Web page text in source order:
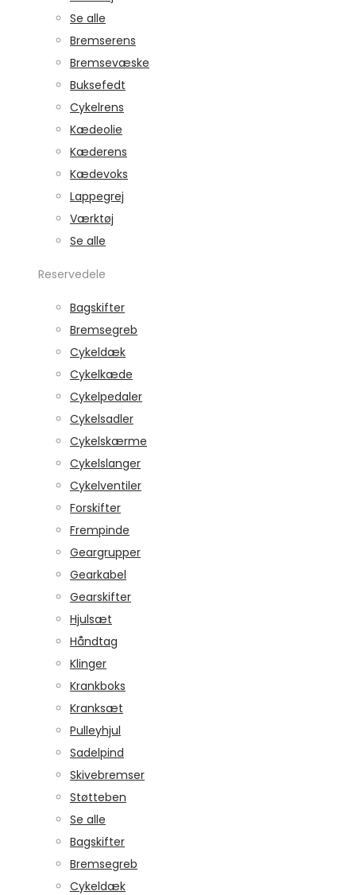
Se alle
Bremserens
Bremsevæske
Buksefedt
Cykelrens
Kædeolie
Kæderens
Kædevoks
Lappegrej
Værktøj
Se alle
Reservedele
Bagskifter
Bremsegreb
Cykeldæk
Cykelkæde
Cykelpedaler
Cykelsadler
Cykelskærme
Cykelslanger
Cykelventiler
Forskifter
Frempinde
Geargrupper
Gearkabel
Gearskifter
Hjulsæt
Håndtag
Klinger
Krankboks
Kranksæt
Pulleyhjul
Sadelpind
Skivebremser
Støtteben
Se alle
Bagskifter
Bremsegreb
Cykeldæk